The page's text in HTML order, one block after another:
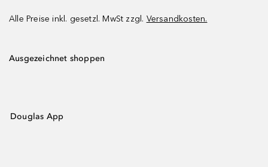
Alle Preise inkl. gesetzl. MwSt zzgl. Versandkosten.
Ausgezeichnet shoppen
Douglas App